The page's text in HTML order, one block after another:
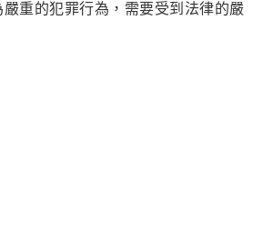
重的犯罪行為，需要受到法律的嚴